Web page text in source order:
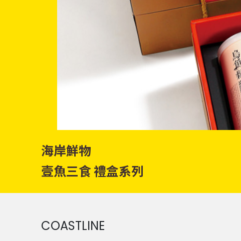
海岸鮮物
壹魚三食 禮盒系列
COASTLINE